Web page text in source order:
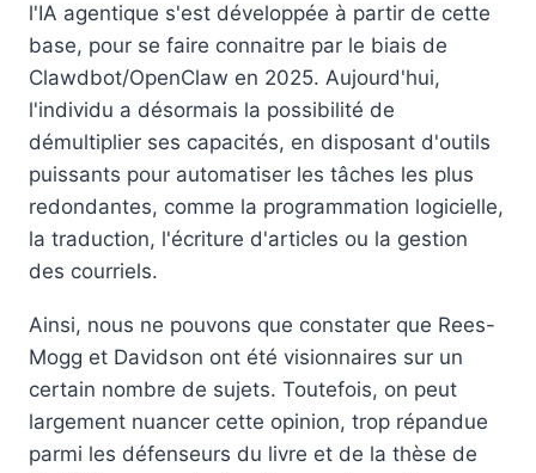
l'IA agentique s'est développée à partir de cette
base, pour se faire connaitre par le biais de
Clawdbot/OpenClaw en 2025. Aujourd'hui,
l'individu a désormais la possibilité de
démultiplier ses capacités, en disposant d'outils
puissants pour automatiser les tâches les plus
redondantes, comme la programmation logicielle,
la traduction, l'écriture d'articles ou la gestion
des courriels.
Ainsi, nous ne pouvons que constater que Rees-
Mogg et Davidson ont été visionnaires sur un
certain nombre de sujets. Toutefois, on peut
largement nuancer cette opinion, trop répandue
parmi les défenseurs du livre et de la thèse de